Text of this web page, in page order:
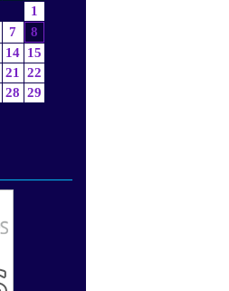
1
7
8
14 15
21
22
28 29